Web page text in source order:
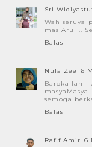
Sri
Wah seruya
mas Arul ..
Balas
Nufa Zee
6
semoga
Balas
Rafif Amir 6